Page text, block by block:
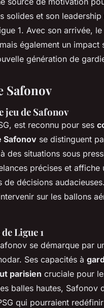
solides et son
1. Avec son arrivée, le
également un
génération de
Safonov
jeu de Safonov
est reconnu pour ses
Safonov se distinguent
des situations sous
précises et affiche
décisions
sur les ballons
Ligue 1
se démarque par
Ses capacités à
parisien cruciale pour
balles hautes, Safonov
qui pourraient